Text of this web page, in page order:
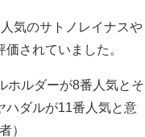
気のサトノレイナスや
されていました。
ホルダーが8番人気とそ
ハダルが11番人気と意
）